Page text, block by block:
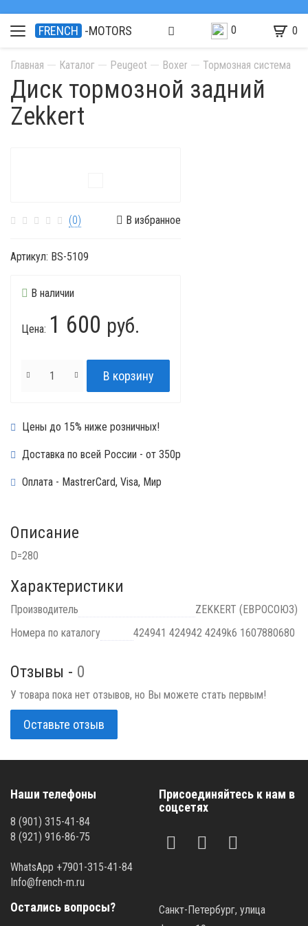
FRENCH -MOTORS 0 0
Главная Каталог Peugeot Boxer Тормозная система
Диск тормозной задний
Zekkert
(0) В избранное
Артикул: BS-5109
В наличии
Цена: 1 600 руб.
Цены до 15% ниже розничных!
Доставка по всей России - от 350р
Оплата - MastrerCard, Visa, Мир
Описание
D=280
Характеристики
Производитель
ZEKKERT (EВРОСОЮЗ)
Номера по каталогу
424941 424942 4249k6 1607880680
Отзывы - 0
У товара пока нет отзывов, но Вы можете стать первым!
Оставьте отзыв
Наши телефоны
8 (901) 315-41-84
8 (921) 916-86-75
WhatsApp +7901-315-41-84
Info@french-m.ru
Присоединяйтесь к нам в
соцсетях
Остались вопросы?
Санкт-Петербург, улица